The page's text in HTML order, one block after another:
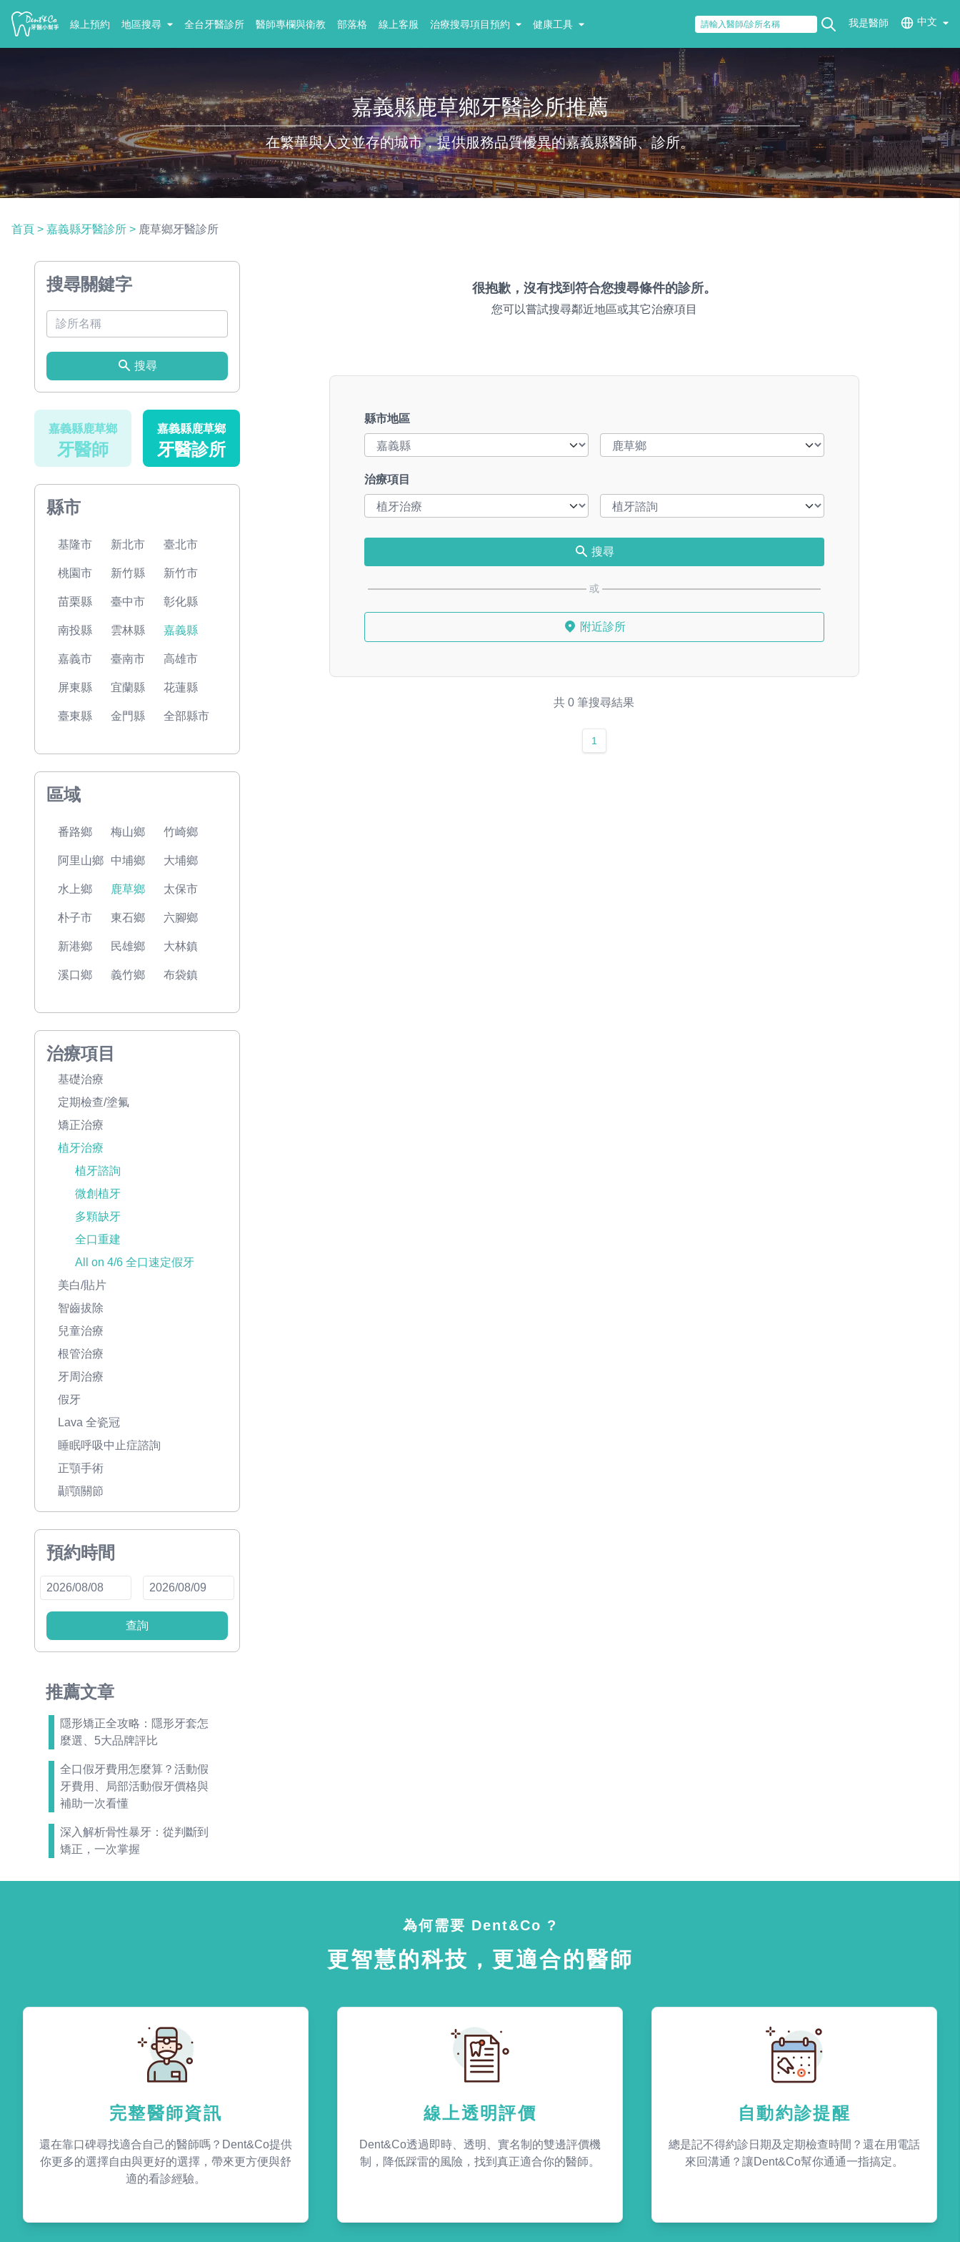
線上預約 地區搜尋 全台牙醫診所 醫師專欄與衛教 部落格 線上客服 治療搜尋項目預約 健康工具 我是醫師 中文
嘉義縣鹿草鄉牙醫診所推薦
在繁華與人文並存的城市，提供服務品質優異的嘉義縣醫師、診所。
首頁 > 嘉義縣牙醫診所 > 鹿草鄉牙醫診所
搜尋關鍵字
搜尋
嘉義縣鹿草鄉
牙醫師
嘉義縣鹿草鄉
牙醫診所
縣市
基隆市 新北市 臺北市
桃園市 新竹縣 新竹市
苗栗縣 臺中市 彰化縣
南投縣 雲林縣 嘉義縣
嘉義市 臺南市 高雄市
屏東縣 宜蘭縣 花蓮縣
臺東縣 金門縣 全部縣市
區域
番路鄉 梅山鄉 竹崎鄉
阿里山鄉 中埔鄉 大埔鄉
水上鄉 鹿草鄉 太保市
朴子市 東石鄉 六腳鄉
新港鄉 民雄鄉 大林鎮
溪口鄉 義竹鄉 布袋鎮
治療項目
基礎治療
定期檢查/塗氟
矯正治療
植牙治療
植牙諮詢
微創植牙
多顆缺牙
全口重建
All on 4/6 全口速定假牙
美白/貼片
智齒拔除
兒童治療
根管治療
牙周治療
假牙
Lava 全瓷冠
睡眠呼吸中止症諮詢
正顎手術
顳顎關節
預約時間
查詢
推薦文章
隱形矯正全攻略：隱形牙套怎
麼選、5大品牌評比
全口假牙費用怎麼算？活動假
牙費用、局部活動假牙價格與
補助一次看懂
深入解析骨性暴牙：從判斷到
矯正，一次掌握
很抱歉，沒有找到符合您搜尋條件的診所。
您可以嘗試搜尋鄰近地區或其它治療項目
縣市地區
治療項目
搜尋
或
附近診所
共 0 筆搜尋結果
1
為何需要 Dent&Co ?
更智慧的科技，更適合的醫師
完整醫師資訊
還在靠口碑尋找適合自己的醫師嗎？Dent&Co提供
你更多的選擇自由與更好的選擇，帶來更方便與舒
適的看診經驗。
線上透明評價
Dent&Co透過即時、透明、實名制的雙邊評價機
制，降低踩雷的風險，找到真正適合你的醫師。
自動約診提醒
總是記不得約診日期及定期檢查時間？還在用電話
來回溝通？讓Dent&Co幫你通通一指搞定。